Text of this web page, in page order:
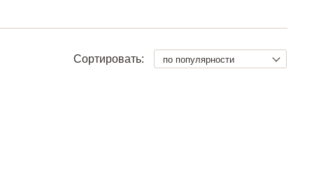
Сортировать: по популярности